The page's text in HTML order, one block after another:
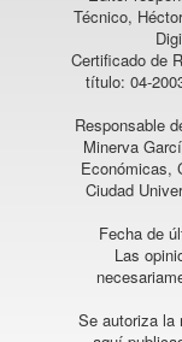
Técnico,
Certificado de
título: 04-
Responsable
Minerva
Económicas,
Ciudad
Fecha de
Las
Se autoriza la